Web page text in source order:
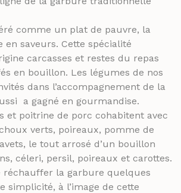
comme un plat de pauvre, la
en saveurs. Cette spécialité
carcasses et restes du repas
en bouillon. Les légumes de nos
dans l’accompagnement de la
a gagné en gourmandise.
et poitrine de porc cohabitent avec
verts, poireaux, pomme de
le tout arrosé d’un bouillon
céleri, persil, poireaux et carottes.
réchauffer la garbure quelques
simplicité, à l’image de cette